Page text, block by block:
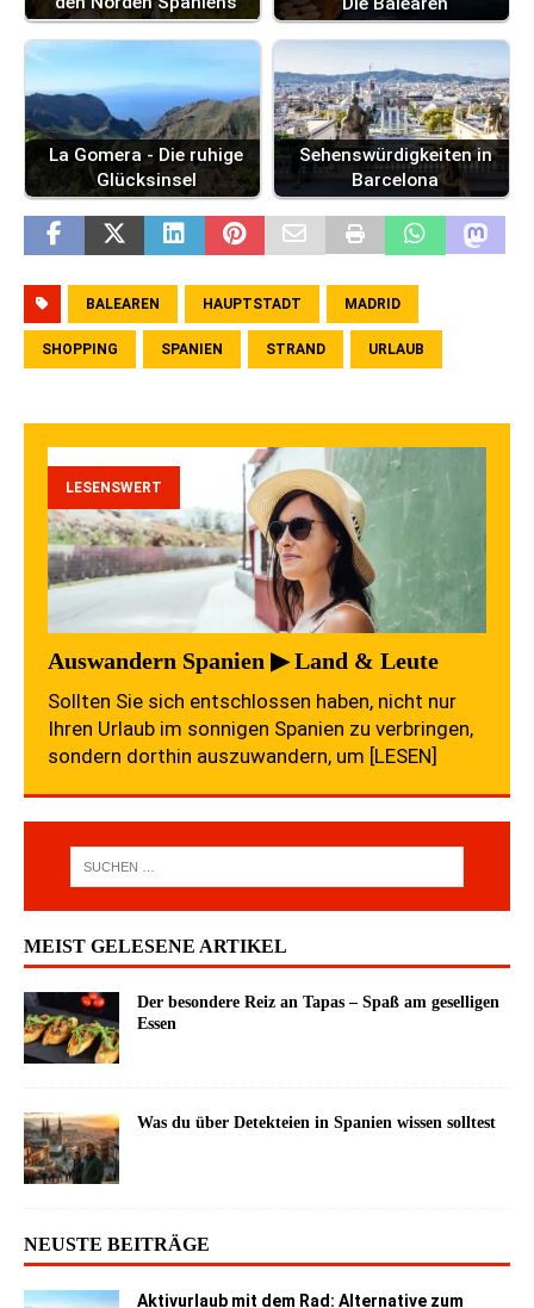
La Gomera - Die ruhige
Glücksinsel
Sehenswürdigkeiten in
Barcelona
BALEAREN HAUPTSTADT MADRID
SHOPPING SPANIEN STRAND URLAUB
LESENSWERT
Auswandern Spanien ▶ Land & Leute
Sollten Sie sich entschlossen haben, nicht nur
Ihren Urlaub im sonnigen Spanien zu verbringen,
sondern dorthin auszuwandern, um [LESEN]
MEIST GELESENE ARTIKEL
Der besondere Reiz an Tapas – Spaß am geselligen
Essen
Was du über Detekteien in Spanien wissen solltest
NEUSTE BEITRÄGE
Aktivurlaub mit dem Rad: Alternative zum